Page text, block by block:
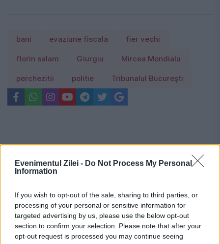
Evenimentul Zilei - Do Not Process My Personal
Information
If you wish to opt-out of the sale, sharing to third parties, or
processing of your personal or sensitive information for
targeted advertising by us, please use the below opt-out
section to confirm your selection. Please note that after your
opt-out request is processed you may continue seeing
bani evaziune fiscala fier vechi
florin salam Giurgiu Mircea Mondialu
perchezitii politie Tribunalul București